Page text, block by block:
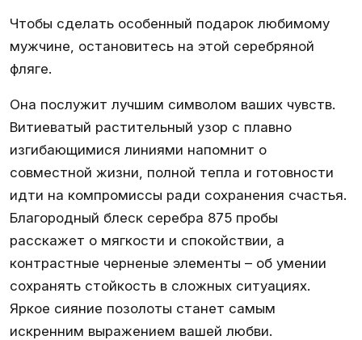
Чтобы сделать особенный подарок любимому
мужчине, остановитесь на этой серебряной
фляге.
Она послужит лучшим символом ваших чувств.
Витиеватый растительный узор с плавно
изгибающимися линиями напомнит о
совместной жизни, полной тепла и готовности
идти на компромиссы ради сохранения счастья.
Благородный блеск серебра 875 пробы
расскажет о мягкости и спокойствии, а
контрастные черненые элементы – об умении
сохранять стойкость в сложных ситуациях.
Яркое сияние позолоты станет самым
искренним выражением вашей любви.